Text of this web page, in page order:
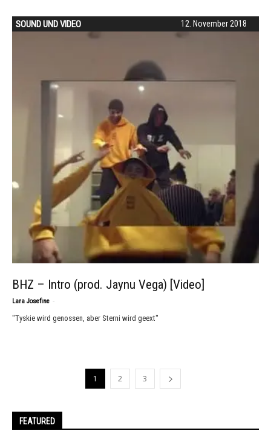
12. November 2018
SOUND UND VIDEO
BHZ – Intro (prod. Jaynu Vega) [Video]
Lara Josefine -
"Tyskie wird genossen, aber Sterni wird geext"
1 2 3
FEATURED